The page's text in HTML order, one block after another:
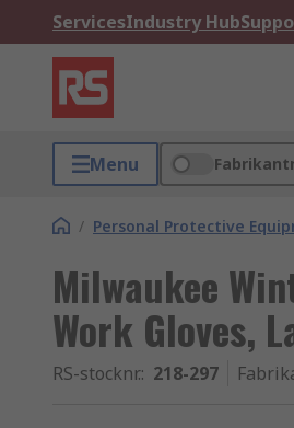
ServicesIndustry Hub
Menu
/ Personal Protective
Milwaukee
Work Gloves,
RS-stocknr.: 218-297